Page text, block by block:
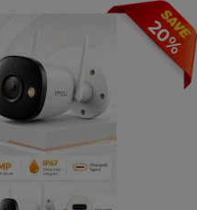
20%